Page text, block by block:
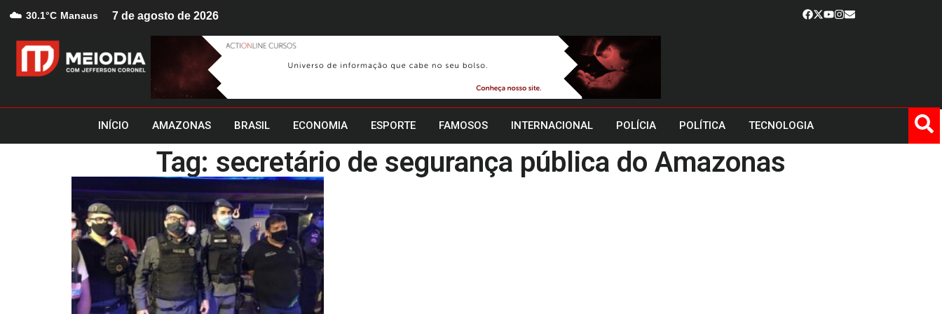
☁️ 30.1°C Manaus 7 de agosto de 2026
INÍCIO AMAZONAS BRASIL ECONOMIA ESPORTE FAMOSOS INTERNACIONAL POLÍCIA POLÍTICA TECNOLOGIA
Tag: secretário de segurança pública do Amazonas